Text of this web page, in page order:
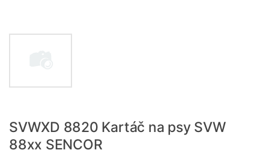
SVWXD 8820 Kartáč na psy SVW
88xx SENCOR